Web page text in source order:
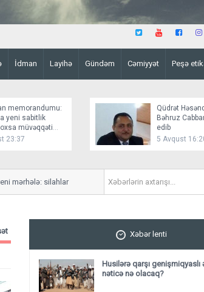
İdman Layihə Gündəm Cəmiyyət Peşə
memorandumu:
yeni sabitlik
müvəqqəti
23:37
Qüdrət
Bəhruz
edib
5 Avqust
silahlar susacaq?
Xəbər lenti
Husilərə qarşı genişmiqyaslı
nəticə nə olacaq?